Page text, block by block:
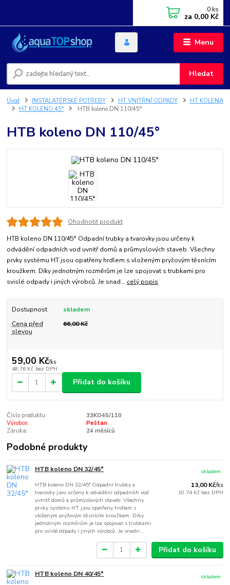
Menu
Hledat
0 ks
za 0,00 Kč
Úvod INSTALATÉRSKÉ POTŘEBY HT VNITŘNÍ ODPADY
HT KOLENA
HT KOLENO 45°
HTB koleno DN 110/45°
HTB koleno DN 110/45°
Ohodnotit produkt
HTB koleno DN 110/45° Odpadní trubky a tvarovky jsou určeny k
odvádění odpadních vod uvnitř domů a průmyslových staveb. Všechny
prvky systému HT jsou opatřeny hrdlem s vloženým pryžovým těsnícím
kroužkem. Díky jednotným rozměrům je lze spojovat s trubkami pro
svislé odpady i jiných výrobců. Je snad... celý popis
Dostupnost
skladem
Cena před
slevou
66,00 Kč
59,00 Kč/ks
48,76 Kč bez DPH
Přidat do košíku
Číslo produktu:
33KO45/110
Výrobce:
Peštan
Záruka:
24 měsíců
Podobné produkty
HTB koleno DN 32/45°
HTB koleno DN 32/45° Odpadní trubky a
tvarovky jsou určeny k odvádění odpadních vod
uvnitř domů a průmyslových staveb. Všechny
prvky systému HT jsou opatřeny hrdlem s
vloženým pryžovým těsnícím kroužkem. Díky
jednotným rozměrům je lze spojovat s trubkami
pro svislé odpady i jiných výrobců. Je snadn...
13,00 Kč/ks
10,74 Kč bez DPH
skladem
Přidat do košíku
HTB koleno DN 40/45° skladem